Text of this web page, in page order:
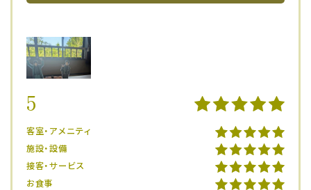
5
客室・アメニティ
施設・設備
接客・サービス
お食事